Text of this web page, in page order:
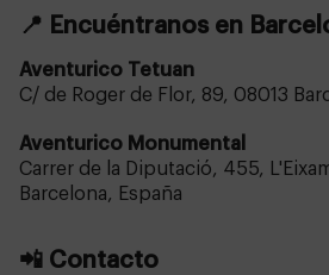
📍 Encuéntranos en
Aventurico Tetuan
C/ de Roger de Flor, 89, 08013
Aventurico Monumental
Carrer de la Diputació, 455,
Barcelona, España
📲 Contacto